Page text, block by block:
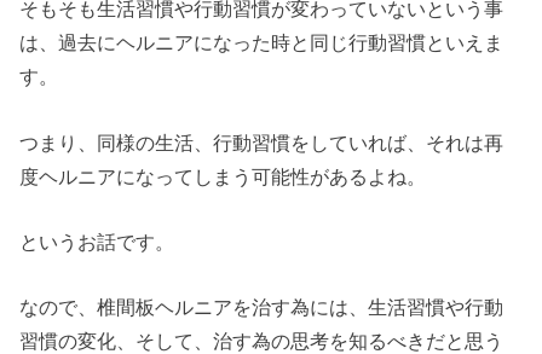
そもそも生活習慣や行動習慣が変わっていないという事
は、過去にヘルニアになった時と同じ行動習慣といえま
す。
つまり、同様の生活、行動習慣をしていれば、それは再
度ヘルニアになってしまう可能性があるよね。
というお話です。
なので、椎間板ヘルニアを治す為には、生活習慣や行動
習慣の変化、そして、治す為の思考を知るべきだと思う